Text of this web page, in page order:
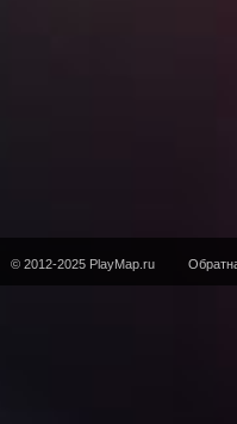
© 2012-2025 PlayMap.ru